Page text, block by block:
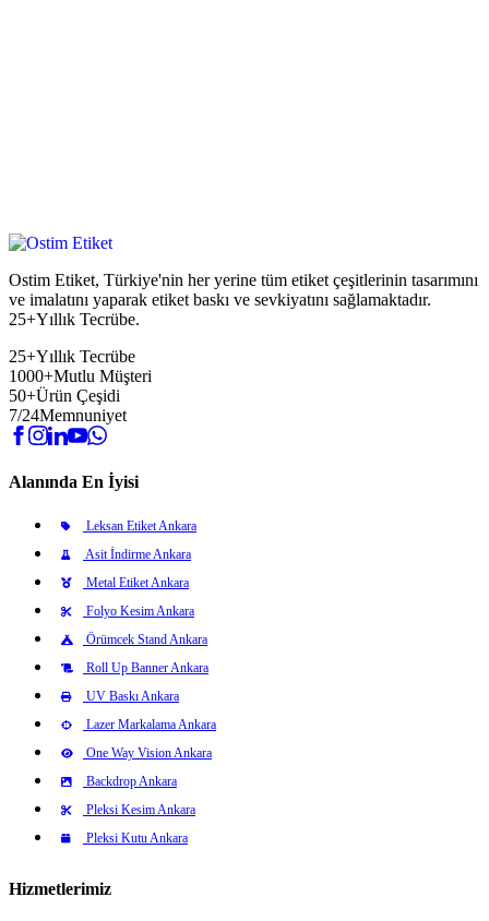
Ostim Etiket, Türkiye'nin her yerine tüm etiket çeşitlerinin tasarımını
ve imalatını yaparak etiket baskı ve sevkiyatını sağlamaktadır.
25+Yıllık Tecrübe.
25+Yıllık Tecrübe
1000+Mutlu Müşteri
50+Ürün Çeşidi
7/24Memnuniyet
Alanında En İyisi
Leksan Etiket Ankara
Asit İndirme Ankara
Metal Etiket Ankara
Folyo Kesim Ankara
Örümcek Stand Ankara
Roll Up Banner Ankara
UV Baskı Ankara
Lazer Markalama Ankara
One Way Vision Ankara
Backdrop Ankara
Pleksi Kesim Ankara
Pleksi Kutu Ankara
Hizmetlerimiz